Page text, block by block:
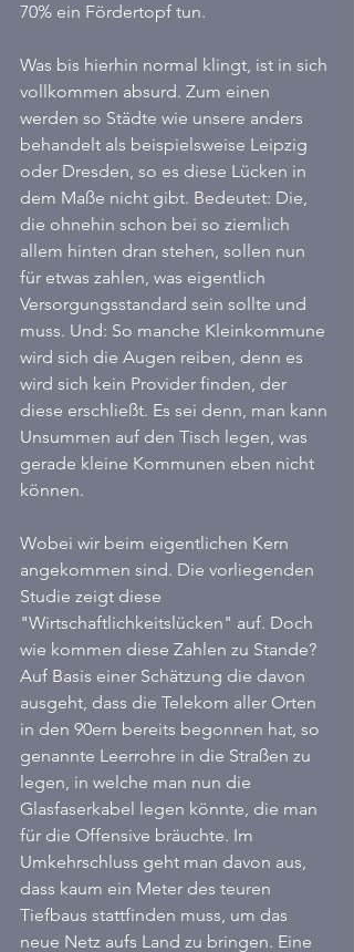
70% ein Fördertopf tun.
Was bis hierhin normal klingt, ist in sich
vollkommen absurd. Zum einen
werden so Städte wie unsere anders
behandelt als beispielsweise Leipzig
oder Dresden, so es diese Lücken in
dem Maße nicht gibt. Bedeutet: Die,
die ohnehin schon bei so ziemlich
allem hinten dran stehen, sollen nun
für etwas zahlen, was eigentlich
Versorgungsstandard sein sollte und
muss. Und: So manche Kleinkommune
wird sich die Augen reiben, denn es
wird sich kein Provider finden, der
diese erschließt. Es sei denn, man kann
Unsummen auf den Tisch legen, was
gerade kleine Kommunen eben nicht
können.
Wobei wir beim eigentlichen Kern
angekommen sind. Die vorliegenden
Studie zeigt diese
"Wirtschaftlichkeitslücken" auf. Doch
wie kommen diese Zahlen zu Stande?
Auf Basis einer Schätzung die davon
ausgeht, dass die Telekom aller Orten
in den 90ern bereits begonnen hat, so
genannte Leerrohre in die Straßen zu
legen, in welche man nun die
Glasfaserkabel legen könnte, die man
für die Offensive bräuchte. Im
Umkehrschluss geht man davon aus,
dass kaum ein Meter des teuren
Tiefbaus stattfinden muss, um das
neue Netz aufs Land zu bringen. Eine